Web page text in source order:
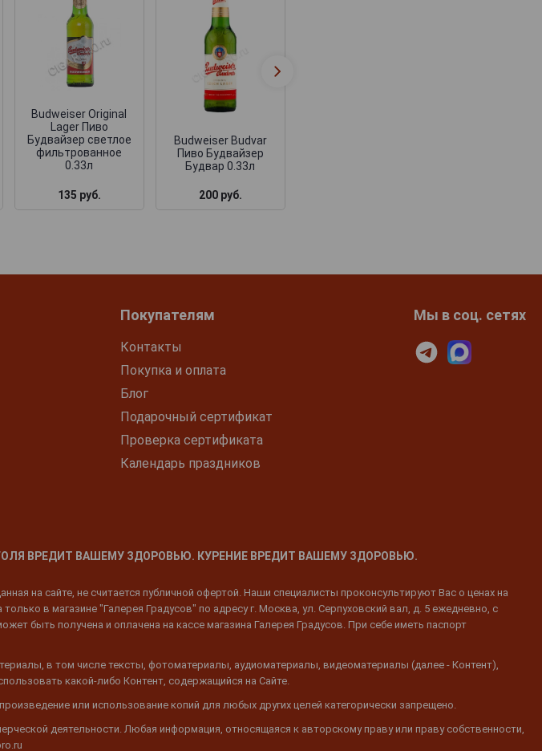
Budweiser Original
Lager Пиво
Будвайзер светлое
фильтрованное
0.33л
135 руб.
Budweiser Budvar
Пиво Будвайзер
Будвар 0.33л
200 руб.
Покупателям
Контакты
Покупка и оплата
Блог
Подарочный сертификат
Проверка сертификата
Календарь праздников
Мы в соц. сетях
ВРЕДИТ ВАШЕМУ ЗДОРОВЬЮ. КУРЕНИЕ ВРЕДИТ ВАШЕМУ ЗДОРОВЬЮ.
на сайте, не считается публичной офертой. Наши специалисты проконсультируют Вас о ценах на
в магазине "Галерея Градусов" по адресу г. Москва, ул. Серпуховский вал, д. 5 ежедневно, с
быть получена и оплачена на кассе магазина Галерея Градусов. При себе иметь паспорт
в том числе тексты, фотоматериалы, аудиоматериалы, видеоматериалы (далее - Контент),
какой-либо Контент, содержащийся на Сайте.
или использование копий для любых других целей категорически запрещено.
деятельности. Любая информация, относящаяся к авторскому праву или праву собственности,